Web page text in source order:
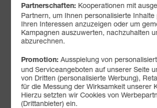
FAQ: Am häufigsten gesucht
Festnetz
Festnetz-Geräte
Adresse
Anschlussadresse
Partnerschaften: Kooperationen mit
Partnern, um Ihnen personalisierte Inhalte
Ihren Interessen anzuzeigen oder um
Kampagnen auszuwerten, nachzuhalten
abzurechnen.
Promotion: Ausspielung von
und Serviceangeboten auf unserer Seite
von Dritten (personalisierte Werbung),
für die Messung der Wirksamkeit unserer
Hierzu setzten wir Cookies von
(Drittanbieter) ein.